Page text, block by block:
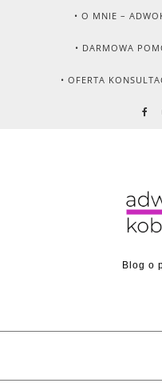
• O MNIE –
• DARMOWA
• OFERTA
Blog o